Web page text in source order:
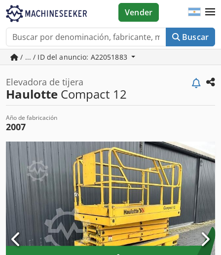
Buscar
Vender
/ ... / ID del anuncio: A22051883
Elevadora de tijera
Haulotte Compact 12
Año de fabricación
2007